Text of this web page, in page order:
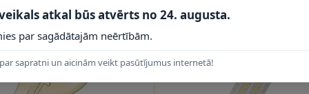
atkal būs atvērts no 24. augusta.
par sagādātajām neērtībām.
sapratni un aicinām veikt pasūtījumus internetā!